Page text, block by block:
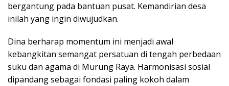
bergantung pada bantuan pusat. Kemandirian desa
inilah yang ingin diwujudkan.
Dina berharap momentum ini menjadi awal
kebangkitan semangat persatuan di tengah perbedaan
suku dan agama di Murung Raya. Harmonisasi sosial
dipandang sebagai fondasi paling kokoh dalam